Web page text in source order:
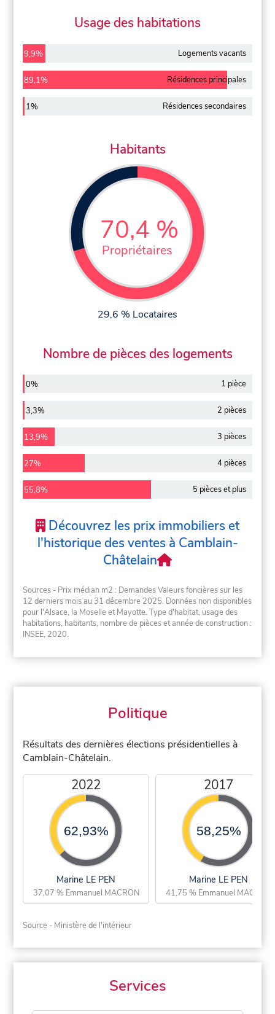
Usage des habitations
9,9% Logements vacants
89,1% Résidences principales
1% Résidences secondaires
Habitants
70,4 %
Propriétaires
29,6 % Locataires
Nombre de pièces des logements
0% 1 pièce
3,3% 2 pièces
13,9% 3 pièces
27% 4 pièces
55,8% 5 pièces et plus
Découvrez les prix immobiliers et
l'historique des ventes à Camblain-
Châtelain
Sources - Prix médian m2 : Demandes Valeurs foncières sur les
12 derniers mois au 31 décembre 2025. Données non disponibles
pour l'Alsace, la Moselle et Mayotte. Type d'habitat, usage des
habitations, habitants, nombre de pièces et année de construction :
INSEE, 2020.
Politique
Résultats des dernières élections présidentielles à
Camblain-Châtelain.
2022
62,93%
Marine LE PEN
37,07 % Emmanuel MACRON
2017
58,25%
Marine LE PEN
41,75 % Emmanuel MACRON
Source - Ministère de l'intérieur
Services